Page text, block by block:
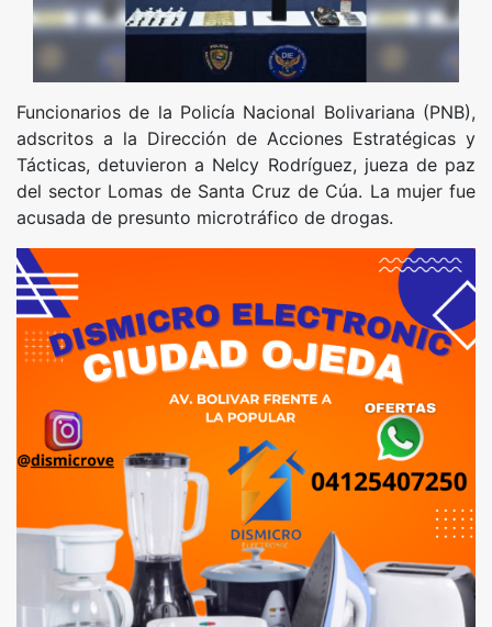
Funcionarios de la Policía Nacional Bolivariana (PNB),
adscritos a la Dirección de Acciones Estratégicas y
Tácticas, detuvieron a Nelcy Rodríguez, jueza de paz
del sector Lomas de Santa Cruz de Cúa. La mujer fue
acusada de presunto microtráfico de drogas.